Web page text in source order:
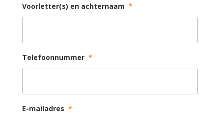
Voorletter(s) en achternaam *
Telefoonnummer *
E-mailadres *